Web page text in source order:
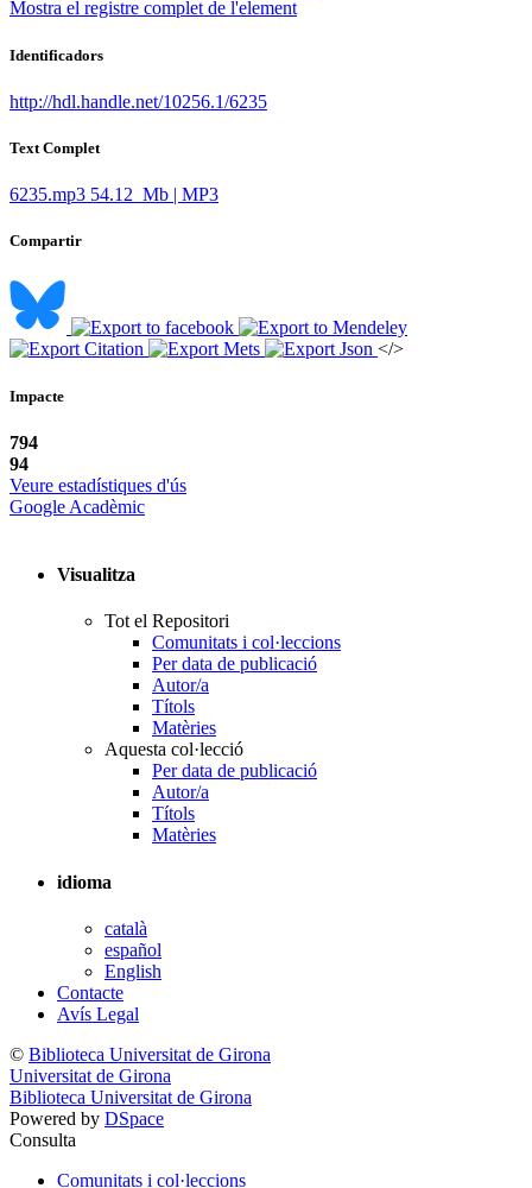
Mostra el registre complet de l'element
Identificadors
http://hdl.handle.net/10256.1/6235
Text Complet
6235.mp3 54.12 Mb | MP3
Compartir
</>
Impacte
794
94
Veure estadístiques d'ús
Google Acadèmic
Visualitza
Tot el Repositori
Comunitats i col·leccions
Per data de publicació
Autor/a
Títols
Matèries
Aquesta col·lecció
Per data de publicació
Autor/a
Títols
Matèries
idioma
català
español
English
Contacte
Avís Legal
© Biblioteca Universitat de Girona
Universitat de Girona
Biblioteca Universitat de Girona
Powered by DSpace
Consulta
Comunitats i col·leccions